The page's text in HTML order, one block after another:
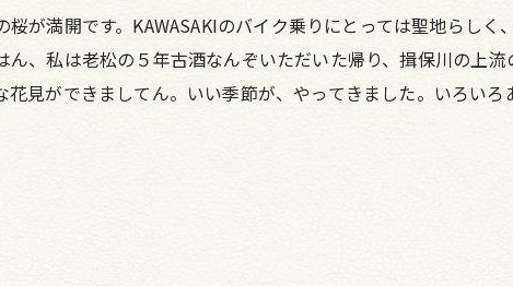
が満開です。KAWASAKIのバイク乗りにとっては聖地らし
ん、私は老松の５年古酒なんぞいただいた帰り、揖保川の上
花見ができましてん。いい季節が、やってきました。いろい